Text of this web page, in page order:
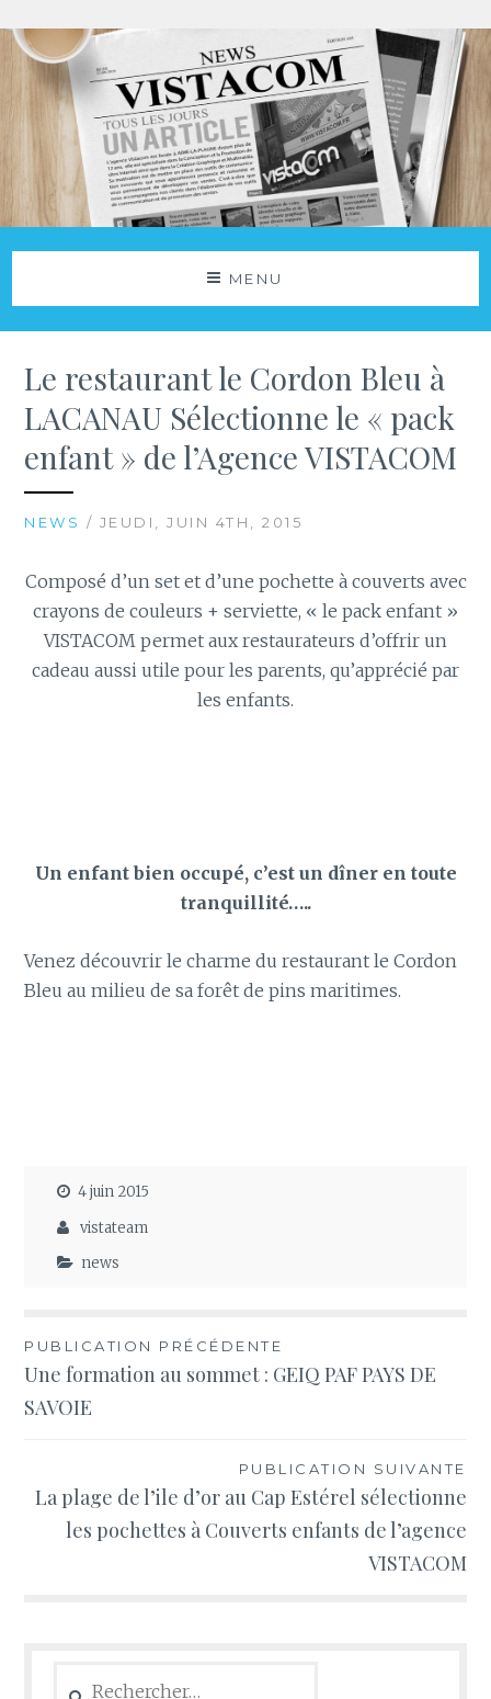
Aller
au
contenu
Agence Vistacom
NOS ACTUS
MENU
Le restaurant le Cordon Bleu à
LACANAU Sélectionne le « pack
enfant » de l’Agence VISTACOM
NEWS / JEUDI, JUIN 4TH, 2015
Composé d’un set et d’une pochette à couverts avec
crayons de couleurs + serviette, « le pack enfant »
VISTACOM permet aux restaurateurs d’offrir un
cadeau aussi utile pour les parents, qu’apprécié par
les enfants.
Un enfant bien occupé, c’est un dîner en toute
tranquillité…..
Venez découvrir le charme du restaurant le Cordon
Bleu au milieu de sa forêt de pins maritimes.
4 juin 2015
vistateam
news
Navigation
de
PUBLICATION PRÉCÉDENTE
Une formation au sommet : GEIQ PAF PAYS DE
SAVOIE
PUBLICATION SUIVANTE
La plage de l’ile d’or au Cap Estérel sélectionne
les pochettes à Couverts enfants de l’agence
VISTACOM